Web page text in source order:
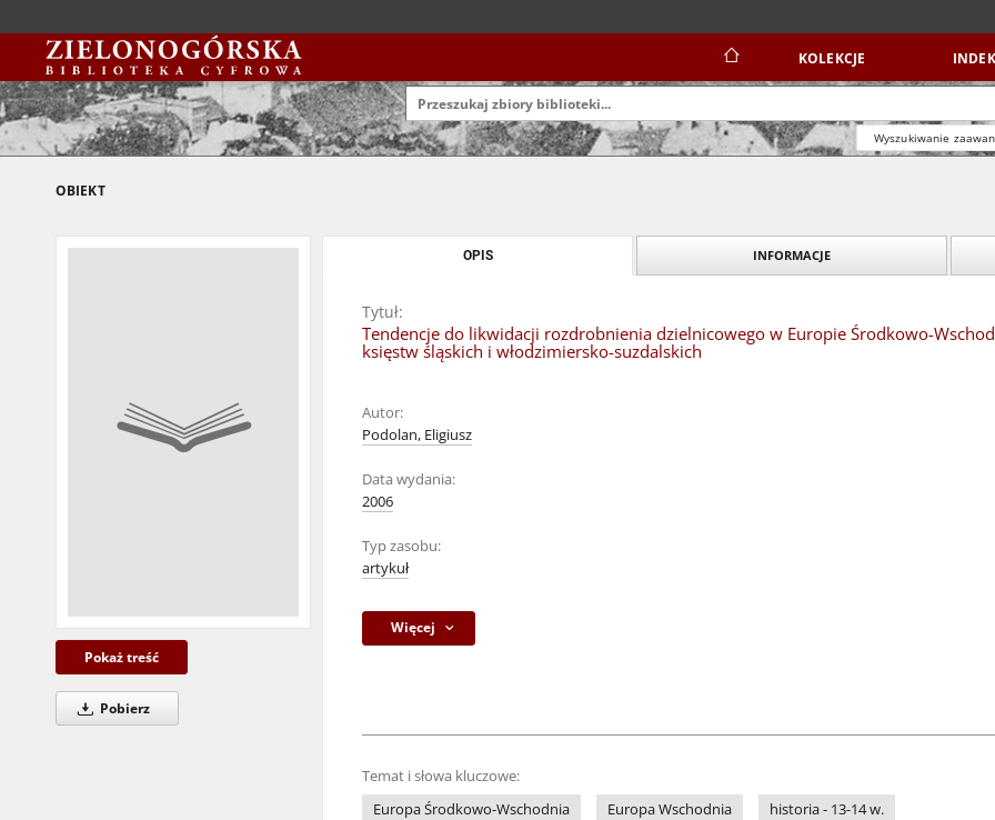
KOLEKCJE
Wyszukiwanie
OBIEKT
Pokaż treść
Pobierz
OPIS INFORMACJE
Tytuł:
Tendencje do likwidacji rozdrobnienia dzielnicowego w Europie Środkowo-
księstw śląskich i włodzimiersko-suzdalskich
Autor:
Podolan, Eligiusz
Data wydania:
2006
Typ zasobu:
artykuł
Więcej
Temat i słowa kluczowe:
Europa Środkowo-Wschodnia
Europa Wschodnia historia - 13-14 w.